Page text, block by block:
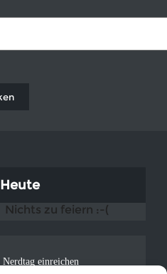
Heute
Nichts zu feiern :-(
Nerdtag einreichen